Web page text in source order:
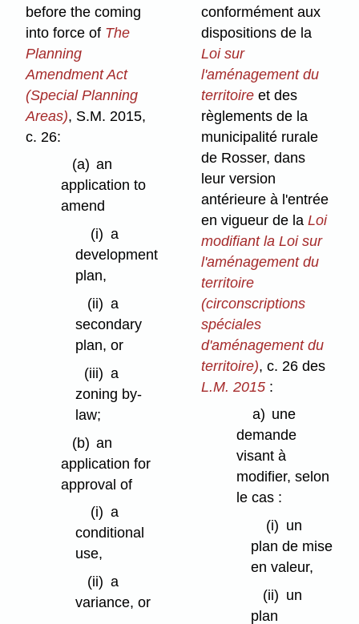
before the coming
into force of The
Planning
Amendment Act
(Special Planning
Areas), S.M. 2015,
c. 26:
(a) an
application to
amend
(i) a
development
plan,
(ii) a
secondary
plan, or
(iii) a
zoning by-
law;
(b) an
application for
approval of
(i) a
conditional
use,
(ii) a
variance, or
conformément aux
dispositions de la
Loi sur
l'aménagement du
territoire et des
règlements de la
municipalité rurale
de Rosser, dans
leur version
antérieure à l'entrée
en vigueur de laLoi
modifiant la Loi sur
l'aménagement du
territoire
(circonscriptions
spéciales
d'aménagement du
territoire), c. 26 des
L.M. 2015 :
a) une
demande
visant à
modifier, selon
le cas :
(i) un
plan de mise
en valeur,
(ii) un
plan